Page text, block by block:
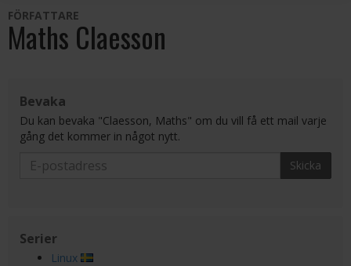
FÖRFATTARE
Maths Claesson
Bevaka
Du kan bevaka "Claesson, Maths" om du vill få ett mail varje
gång det kommer in något nytt.
Skicka
Serier
Linux